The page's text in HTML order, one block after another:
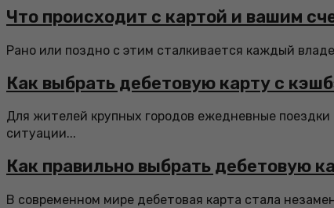
Что происходит с картой и вашим
Рано или поздно с этим сталкивается каждый
Как выбрать дебетовую карту с
Для жителей крупных городов ежедневные
ситуации...
Как правильно выбрать дебетовую
В современном мире дебетовая карта стала